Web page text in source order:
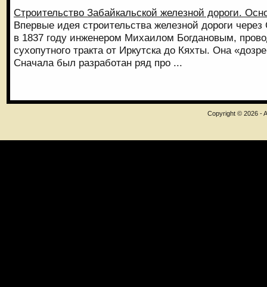
Строительство Забайкальской железной дороги.
Впервые идея строительства железной дороги
в 1837 году инженером Михаилом Богдановым,
сухопутного тракта от Иркутска до Кяхты. Она
Сначала был разработан ряд про ...
Copyright © 2026 -